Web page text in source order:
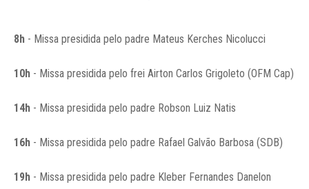
8h - Missa presidida pelo padre Mateus Kerches Nicolucci
10h - Missa presidida pelo frei Airton Carlos Grigoleto (OFM Cap)
14h - Missa presidida pelo padre Robson Luiz Natis
16h - Missa presidida pelo padre Rafael Galvão Barbosa (SDB)
19h - Missa presidida pelo padre Kleber Fernandes Danelon